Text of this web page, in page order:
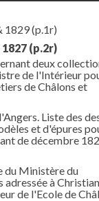
1829(p.1r)
(p.2r)
deux
de l'Intérieur
de Châlons et
Liste des
et d'épures
de décembre
du Ministère du
à Christian
de l'Ecole de